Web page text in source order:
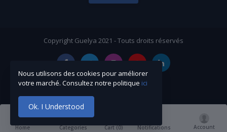
Copyright Guelya 2021 - Touts droits réservés
Home Categories Cart (0) Notifications Account
Nous utilisons des cookies pour améliorer
votre marché. Consultez notre politique ici
Ok. I Understood